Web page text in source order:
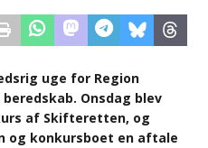
uge for Region
Onsdag blev
af Skifteretten, og
og konkursboet en aftale